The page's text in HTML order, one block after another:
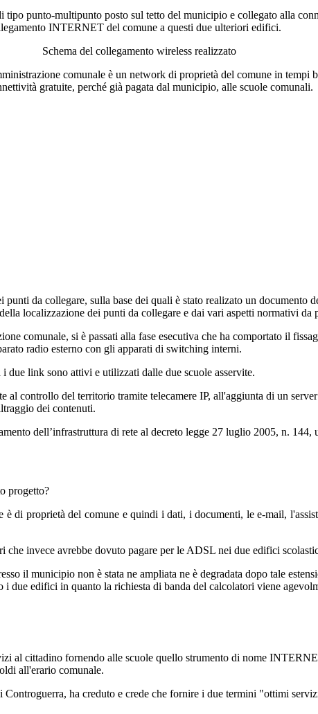
punto-multipunto posto sul tetto del municipio e collegato alla
INTERNET del comune a questi due ulteriori edifici.
Schema del collegamento wireless realizzato
comunale è un network di proprietà del comune in tempi
gratuite, perché già pagata dal municipio, alle scuole comunali.
da collegare, sulla base dei quali è stato realizato un documento
localizzazione dei punti da collegare e dai vari aspetti normativi da
comunale, si è passati alla fase esecutiva che ha comportato il
radio esterno con gli apparati di switching interni.
due link sono attivi e utilizzati dalle due scuole asservite.
al controllo del territorio tramite telecamere IP, all'aggiunta di un
dei contenuti.
dell’infrastruttura di rete al decreto legge 27 luglio 2005, n. 144,
progetto?
di proprietà del comune e quindi i dati, i documenti, le e-mail,
invece avrebbe dovuto pagare per le ADSL nei due edifici
il municipio non è stata ne ampliata ne è degradata dopo tale
due edifici in quanto la richiesta di banda del calcolatori viene
al cittadino fornendo alle scuole quello strumento di nome
all'erario comunale.
ha creduto e crede che fornire i due termini "ottimi